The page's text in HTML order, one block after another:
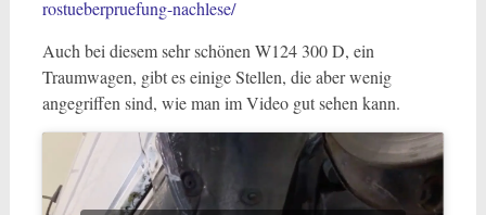
rostueberpruefung-nachlese/
Auch bei diesem sehr schönen W124 300 D, ein
Traumwagen, gibt es einige Stellen, die aber wenig
angegriffen sind, wie man im Video gut sehen kann.